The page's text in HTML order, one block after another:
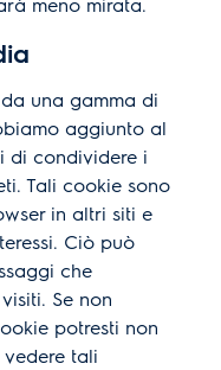
una gamma di
aggiunto al
di condividere i
Tali cookie sono
in altri siti e
Ciò può
che
Se non
potresti non
tali